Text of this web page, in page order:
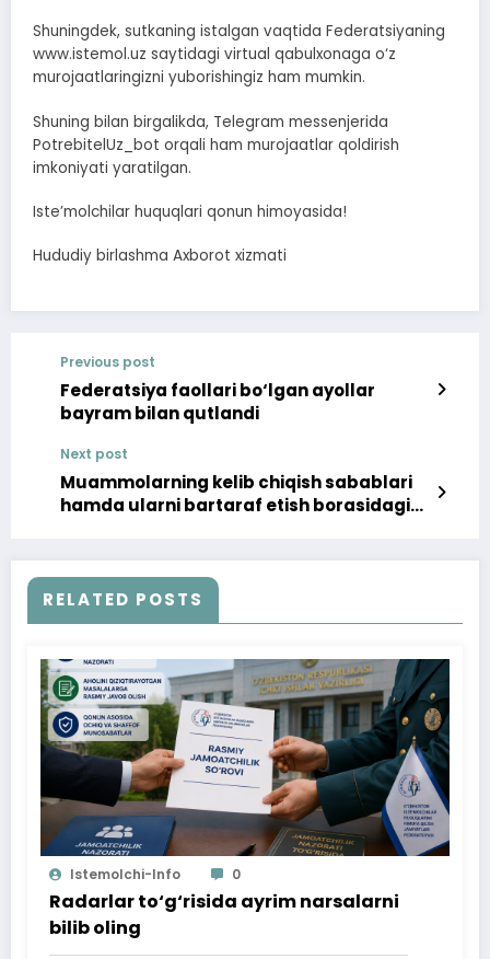
Shuningdek, sutkaning istalgan vaqtida Federatsiyaning
www.istemol.uz saytidagi virtual qabulxonaga o‘z
murojaatlaringizni yuborishingiz ham mumkin.
Shuning bilan birgalikda, Telegram messenjerida
PotrebitelUz_bot orqali ham murojaatlar qoldirish
imkoniyati yaratilgan.
Iste’molchilar huquqlari qonun himoyasida!
Hududiy birlashma Axborot xizmati
Previous post
Federatsiya faollari bo‘lgan ayollar
bayram bilan qutlandi
Next post
Muammolarning kelib chiqish sabablari
hamda ularni bartaraf etish borasidagi
RELATED POSTS
Istemolchi-Info 0
Radarlar to‘g‘risida ayrim narsalarni
bilib oling